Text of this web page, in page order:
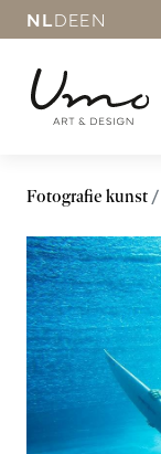
NLDEEN
Fotografie kunst